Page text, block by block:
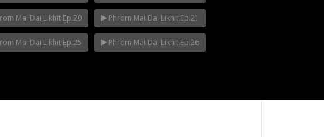
Mai Dai Likhit Ep.20 Phrom Mai Dai Likhit Ep.21
Mai Dai Likhit Ep.25 Phrom Mai Dai Likhit Ep.26